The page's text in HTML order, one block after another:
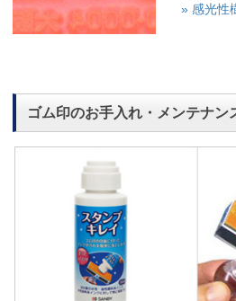
» 感光性
ゴム印のお手入れ・メンテナン